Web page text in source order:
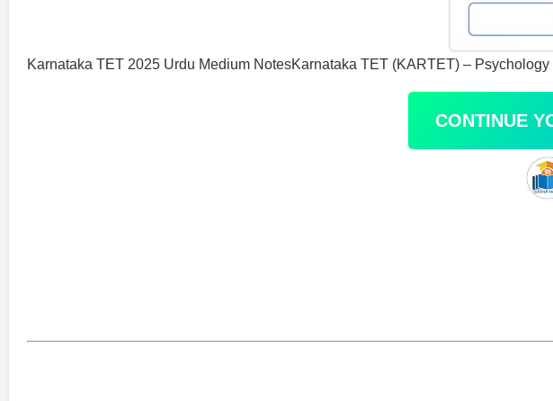
Karnataka TET 2025 Urdu Medium NotesKarnataka TET (KARTET) –
CONTINUE